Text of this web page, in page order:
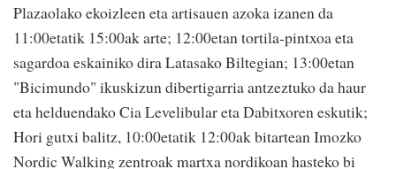
Plazaolako ekoizleen eta artisauen azoka izanen da
11:00etatik 15:00ak arte; 12:00etan tortila-pintxoa eta
sagardoa eskainiko dira Latasako Biltegian; 13:00etan
"Bicimundo" ikuskizun dibertigarria antzeztuko da haur
eta helduendako Cia Levelibular eta Dabitxoren eskutik;
Hori gutxi balitz, 10:00etatik 12:00ak bitartean Imozko
Nordic Walking zentroak martxa nordikoan hasteko bi